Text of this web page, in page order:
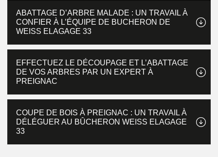
ABATTAGE D’ARBRE MALADE : UN TRAVAIL À
CONFIER À L’ÉQUIPE DE BUCHERON DE
WEISS ELAGAGE 33
EFFECTUEZ LE DÉCOUPAGE ET L’ABATTAGE
DE VOS ARBRES PAR UN EXPERT À
PREIGNAC
COUPE DE BOIS À PREIGNAC : UN TRAVAIL À
DÉLÉGUER AU BÛCHERON WEISS ELAGAGE
33